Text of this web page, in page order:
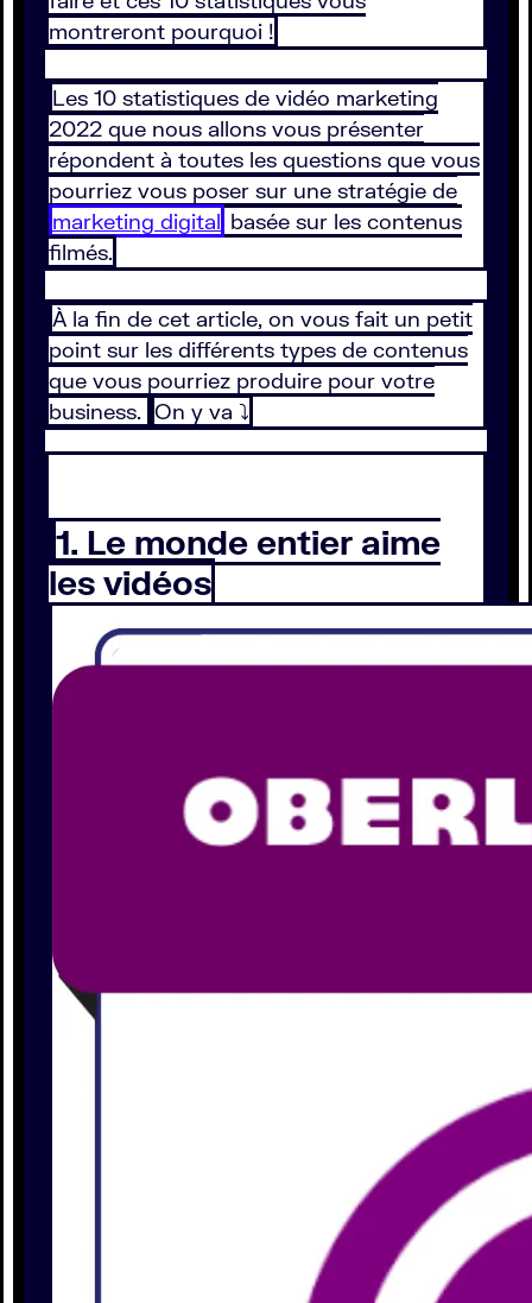
montreront pourquoi !
Les 10 statistiques de vidéo marketing
2022 que nous allons vous présenter
répondent à toutes les questions que vous
pourriez vous poser sur une stratégie de
marketing digital basée sur les contenus
filmés.
À la fin de cet article, on vous fait un petit
point sur les différents types de contenus
que vous pourriez produire pour votre
business. On y va ⤵️
1. Le monde entier aime
les vidéos